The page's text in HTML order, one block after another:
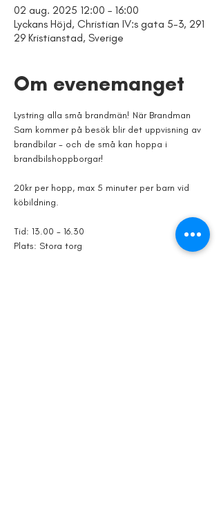
02 aug. 2025 12:00 – 16:00
Lyckans Höjd, Christian IV:s gata 5-3, 291
29 Kristianstad, Sverige
Om evenemanget
Lystring alla små brandmän! När Brandman
Sam kommer på besök blir det uppvisning av
brandbilar - och de små kan hoppa i
brandbilshoppborgar!
20kr per hopp, max 5 minuter per barn vid
köbildning.
Tid: 13.00 - 16.30
Plats: Stora torg